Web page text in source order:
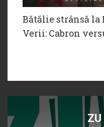
Bătălie strânsă
Verii: Cabron
ZU